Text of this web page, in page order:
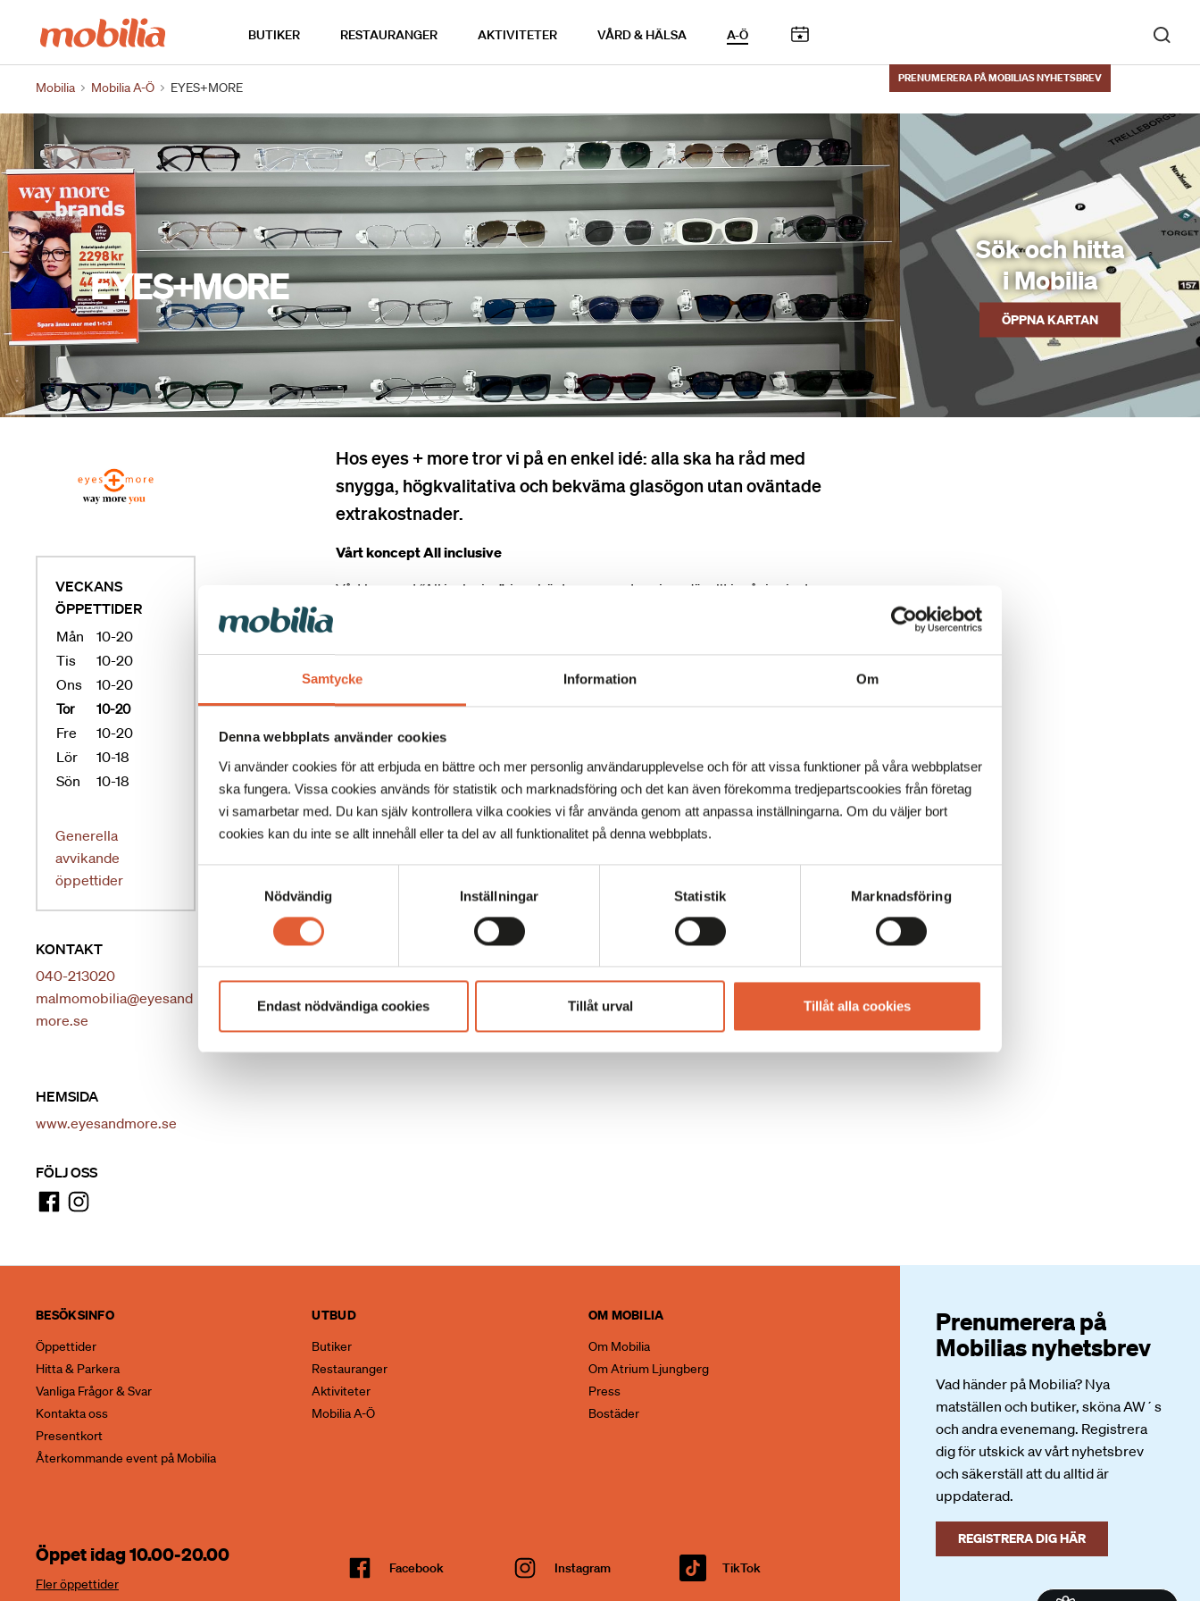
Samtycke Information Om
Denna webbplats använder cookies
Vi använder cookies för att erbjuda en bättre och mer personlig användarupplevelse och för att vissa funktioner på våra webbplatser
ska fungera. Vissa cookies används för statistik och marknadsföring och det kan även förekomma tredjepartscookies från företag
vi samarbetar med. Du kan själv kontrollera vilka cookies vi får använda genom att anpassa inställningarna. Om du väljer bort
cookies kan du inte se allt innehåll eller ta del av all funktionalitet på denna webbplats.
Nödvändig
Inställningar Statistik Marknadsföring
Endast nödvändiga cookies Tillåt urval Tillåt alla cookies
BUTIKER RESTAURANGER AKTIVITETER VÅRD & HÄLSA A-Ö
PRENUMERERA PÅ MOBILIAS NYHETSBREV
Mobilia Mobilia A-Ö EYES+MORE
EYES+MORE
Sök och hitta
i Mobilia
ÖPPNA KARTAN
VECKANS
ÖPPETTIDER
Mån
10-20
Tis
10-20
Ons
10-20
Tor
10-20
Fre
10-20
Lör
10-18
Sön
10-18
Generella
avvikande
öppettider
KONTAKT
040-213020
malmomobilia@eyesand
more.se
HEMSIDA
www.eyesandmore.se
FÖLJ OSS
Hos eyes + more tror vi på en enkel idé: alla ska ha råd med
snygga, högkvalitativa och bekväma glasögon utan oväntade
extrakostnader.
Vårt koncept All inclusive
Vårt koncept “All inclusive”, innebär transparanta priser där allt ingår i priset –
prissättning.
I våra butiker möter kunderna legitimerade optiker som ger professionell
får en lösning anpassad efter sina behov och sin syn.
Trendiga glasögon till fast pris
Sedan starten har vi erbjudit trendiga glasögon till fast pris. Varje månad
lanseras nya kollektioner, vilket gör att det alltid finns modeller som följer både
Välkommen till Eyes + more!
BESÖKSINFO
Öppettider
Hitta & Parkera
Vanliga Frågor & Svar
Kontakta oss
Presentkort
Återkommande event på Mobilia
UTBUD
Butiker
Restauranger
Aktiviteter
Mobilia A-Ö
OM MOBILIA
Om Mobilia
Om Atrium Ljungberg
Press
Bostäder
Öppet idag 10.00-20.00
Fler öppettider
Facebook Instagram TikTok
Prenumerera på
Mobilias nyhetsbrev
Vad händer på Mobilia? Nya
matställen och butiker, sköna AW´s
och andra evenemang. Registrera
dig för utskick av vårt nyhetsbrev
och säkerställ att du alltid är
uppdaterad.
REGISTRERA DIG HÄR